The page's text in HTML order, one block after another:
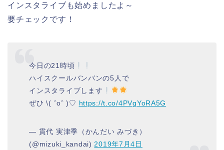
インスタライブも始めましたよ～
要チェックです！
今日の21時頃
ハイスクールバンバンの5人で
インスタライブします
ぜひ \( ˆoˆ )♡ https://t.co/4PVgYoRA5G
— 貫代 実津季（かんだい みづき）
(@mizuki_kandai)2019年7月4日